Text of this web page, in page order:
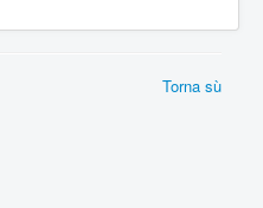
Torna sù